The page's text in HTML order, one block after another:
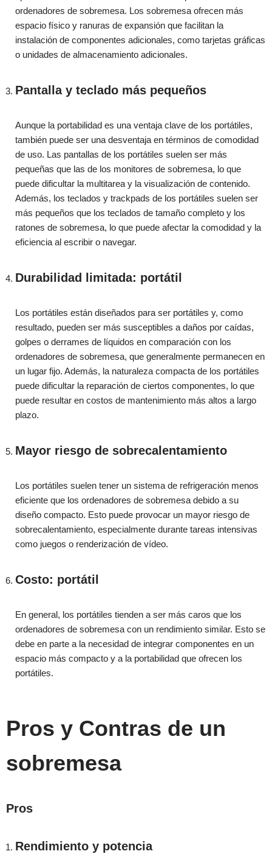
ordenadores de sobremesa. Los sobremesa ofrecen más
espacio físico y ranuras de expansión que facilitan la
instalación de componentes adicionales, como tarjetas gráficas
o unidades de almacenamiento adicionales.
Pantalla y teclado más pequeños
Aunque la portabilidad es una ventaja clave de los portátiles,
también puede ser una desventaja en términos de comodidad
de uso. Las pantallas de los portátiles suelen ser más
pequeñas que las de los monitores de sobremesa, lo que
puede dificultar la multitarea y la visualización de contenido.
Además, los teclados y trackpads de los portátiles suelen ser
más pequeños que los teclados de tamaño completo y los
ratones de sobremesa, lo que puede afectar la comodidad y la
eficiencia al escribir o navegar.
Durabilidad limitada: portátil
Los portátiles están diseñados para ser portátiles y, como
resultado, pueden ser más susceptibles a daños por caídas,
golpes o derrames de líquidos en comparación con los
ordenadores de sobremesa, que generalmente permanecen en
un lugar fijo. Además, la naturaleza compacta de los portátiles
puede dificultar la reparación de ciertos componentes, lo que
puede resultar en costos de mantenimiento más altos a largo
plazo.
Mayor riesgo de sobrecalentamiento
Los portátiles suelen tener un sistema de refrigeración menos
eficiente que los ordenadores de sobremesa debido a su
diseño compacto. Esto puede provocar un mayor riesgo de
sobrecalentamiento, especialmente durante tareas intensivas
como juegos o renderización de vídeo.
Costo: portátil
En general, los portátiles tienden a ser más caros que los
ordenadores de sobremesa con un rendimiento similar. Esto se
debe en parte a la necesidad de integrar componentes en un
espacio más compacto y a la portabilidad que ofrecen los
portátiles.
Pros y Contras de un
sobremesa
Pros
Rendimiento y potencia